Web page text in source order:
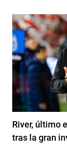
River, último
tras la gran